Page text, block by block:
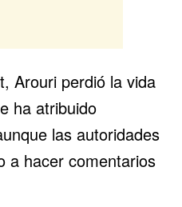
Arouri perdió la vida
ha atribuido
las autoridades
a hacer comentarios